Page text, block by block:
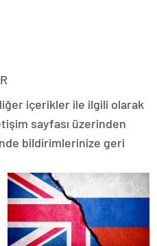
içerikler ile ilgili olarak
sayfası üzerinden
bildirimlerinize geri